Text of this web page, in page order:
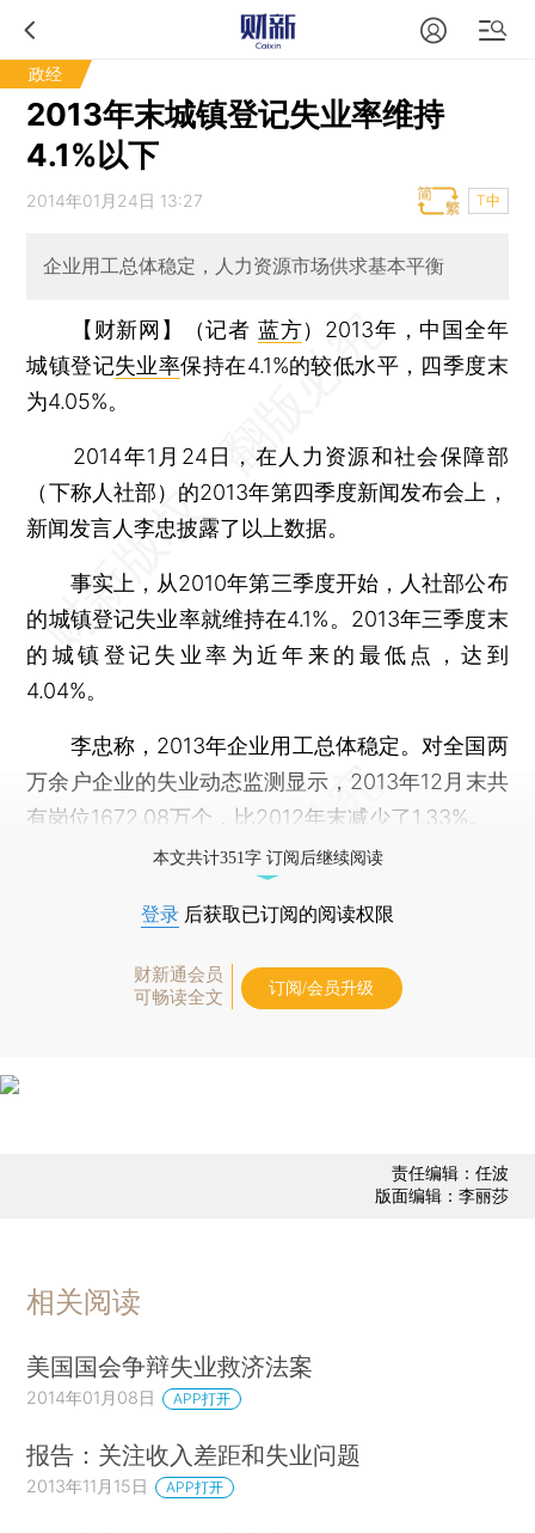
政经
2013年末城镇登记失业率维持
4.1%以下
2014年01月24日 13:27 T中
企业用工总体稳定，人力资源市场供求基本平衡
【财新网】（记者 蓝方） 2013年，中国全年
城镇登记失业率保持在4.1%的较低水平，四季度末
为4.05%。
2014年1月24日，在人力资源和社会保障部
（下称人社部）的2013年第四季度新闻发布会上，
新闻发言人李忠披露了以上数据。
事实上，从2010年第三季度开始，人社部公布
的城镇登记失业率就维持在4.1%。2013年三季度末
的城镇登记失业率为近年来的最低点，达到
4.04%。
李忠称，2013年企业用工总体稳定。对全国两
万余户企业的失业动态监测显示，2013年12月末共
有岗位1672.08万个，比2012年末减少了1.33%。
本文共计351字 订阅后继续阅读
登录 后获取已订阅的阅读权限
财新通会员
可畅读全文
订阅/会员升级
责任编辑：任波
版面编辑：李丽莎
相关阅读
美国国会争辩失业救济法案
2014年01月08日 APP打开
报告：关注收入差距和失业问题
2013年11月15日 APP打开